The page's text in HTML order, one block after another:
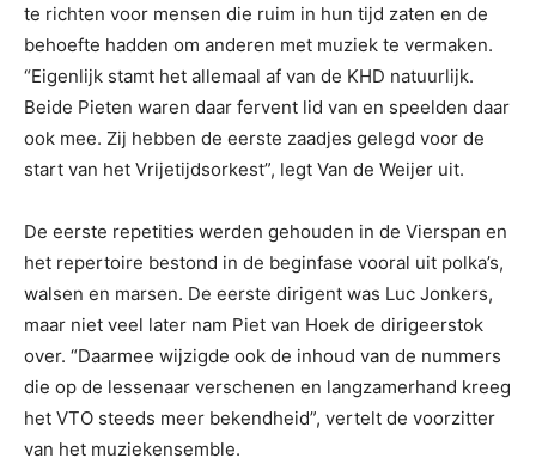
te richten voor mensen die ruim in hun tijd zaten en de
behoefte hadden om anderen met muziek te vermaken.
“Eigenlijk stamt het allemaal af van de KHD natuurlijk.
Beide Pieten waren daar fervent lid van en speelden daar
ook mee. Zij hebben de eerste zaadjes gelegd voor de
start van het Vrijetijdsorkest”, legt Van de Weijer uit.
De eerste repetities werden gehouden in de Vierspan en
het repertoire bestond in de beginfase vooral uit polka’s,
walsen en marsen. De eerste dirigent was Luc Jonkers,
maar niet veel later nam Piet van Hoek de dirigeerstok
over. “Daarmee wijzigde ook de inhoud van de nummers
die op de lessenaar verschenen en langzamerhand kreeg
het VTO steeds meer bekendheid”, vertelt de voorzitter
van het muziekensemble.